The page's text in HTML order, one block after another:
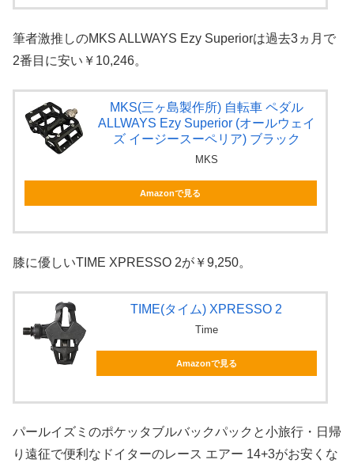
筆者激推しのMKS ALLWAYS Ezy Superiorは過去3ヵ月で
2番目に安い￥10,246。
MKS(三ヶ島製作所) 自転車 ペダル
ALLWAYS Ezy Superior (オールウェイ
ズ イージースーペリア) ブラック
MKS
Amazonで見る
膝に優しいTIME XPRESSO 2が￥9,250。
TIME(タイム) XPRESSO 2
Time
Amazonで見る
パールイズミのポケッタブルバックパックと小旅行・日帰
り遠征で便利なドイターのレース エアー 14+3がお安くな